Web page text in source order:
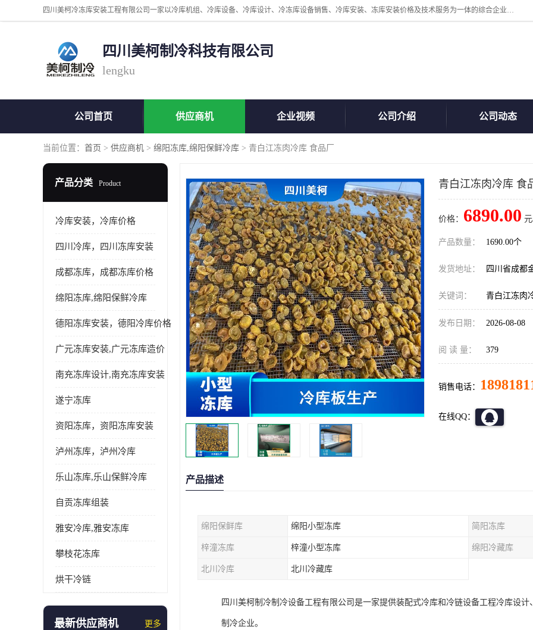
四川美柯冷冻库安装工程有限公司一家以冷库机组、冷库设备、冷库设计、冷冻库设备销售、冷库安装、冻库安装价格及技术服务为一体的综合企业，咨询热线：同等设备材料优惠10% 。公司各种类型安装组合式冷库、冷冻库、冷藏库、气调保鲜库、并提供成套设备供应、安装与调试、维护与维修、技术咨询、操作维修人员技术培训等
四川美柯制冷科技有限公司
lengku
公司首页 供应商机 企业视频 公司介绍 公司动态
当前位置： 首页 > 供应商机 > 绵阳冻库,绵阳保鲜冷库 > 青白江冻肉冷库 食品厂
产品分类 Product
冷库安装，冷库价格
四川冷库，四川冻库安装
成都冻库，成都冻库价格
绵阳冻库,绵阳保鲜冷库
德阳冻库安装，德阳冷库价格
广元冻库安装,广元冻库造价
南充冻库设计,南充冻库安装
遂宁冻库
资阳冻库，资阳冻库安装
泸州冻库，泸州冷库
乐山冻库,乐山保鲜冷库
自贡冻库组装
雅安冷库,雅安冻库
攀枝花冻库
烘干冷链
最新供应商机 更多
青白江冻肉冷库 食
价格： 6890.00
产品数量： 1690.00个
发货地址： 四川省成都
关键词： 青白江冻肉
发布日期： 2026-08-08
阅 读 量： 379
销售电话：
在线QQ：
产品描述
绵阳保鲜库 绵阳小型冻库 简阳冻库
梓潼冻库 梓潼小型冻库 绵阳冷藏库
北川冷库 北川冷藏库
四川美柯制冷制冷设备工程有限公司是一家提供装配式冷库和冷链设备工程冷库设
制冷企业。